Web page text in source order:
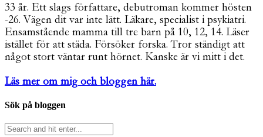
33 år. Ett slags författare, debutroman kommer hösten
-26. Vägen dit var inte lätt. Läkare, specialist i psykiatri.
Ensamstående mamma till tre barn på 10, 12, 14. Läser
istället för att städa. Försöker forska. Tror ständigt att
något stort väntar runt hörnet. Kanske är vi mitt i det.
Läs mer om mig och bloggen här.
Sök på bloggen